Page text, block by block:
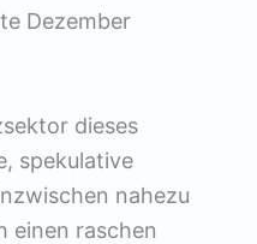
Dezember
dieses
spekulative
nahezu
einen raschen